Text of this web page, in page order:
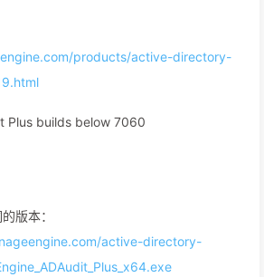
products/active-directory-
Plus builds below 7060
版本：
active-directory-